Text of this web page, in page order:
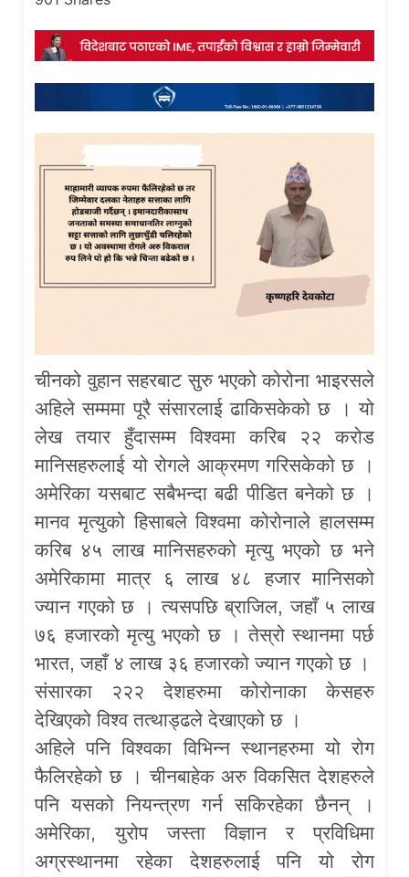
चीनको वुहान सहरबाट सुरु भएको कोरोना भाइरसले
अहिले सम्ममा पूरै संसारलाई ढाकिसकेको छ । यो
लेख तयार हुँदासम्म विश्वमा करिब २२ करोड
मानिसहरुलाई यो रोगले आक्रमण गरिसकेको छ ।
अमेरिका यसबाट सबैभन्दा बढी पीडित बनेको छ ।
मानव मृत्युको हिसाबले विश्वमा कोरोनाले हालसम्म
करिब ४५ लाख मानिसहरुको मृत्यु भएको छ भने
अमेरिकामा मात्र ६ लाख ४८ हजार मानिसको
ज्यान गएको छ । त्यसपछि ब्राजिल, जहाँ ५ लाख
७६ हजारको मृत्यु भएको छ । तेस्रो स्थानमा पर्छ
भारत, जहाँ ४ लाख ३६ हजारको ज्यान गएको छ ।
संसारका २२२ देशहरुमा कोरोनाका केसहरु
देखिएको विश्व तत्थाड्ढले देखाएको छ ।
अहिले पनि विश्वका विभिन्न स्थानहरुमा यो रोग
फैलिरहेको छ । चीनबाहेक अरु विकसित देशहरुले
पनि यसको नियन्त्रण गर्न सकिरहेका छैनन् ।
अमेरिका, युरोप जस्ता विज्ञान र प्रविधिमा
अग्रस्थानमा रहेका देशहरुलाई पनि यो रोग